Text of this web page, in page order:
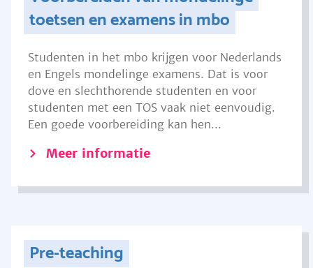
toetsen en examens in mbo
Studenten in het mbo krijgen voor Nederlands
en Engels mondelinge examens. Dat is voor
dove en slechthorende studenten en voor
studenten met een TOS vaak niet eenvoudig.
Een goede voorbereiding kan hen...
Meer informatie
Pre-teaching